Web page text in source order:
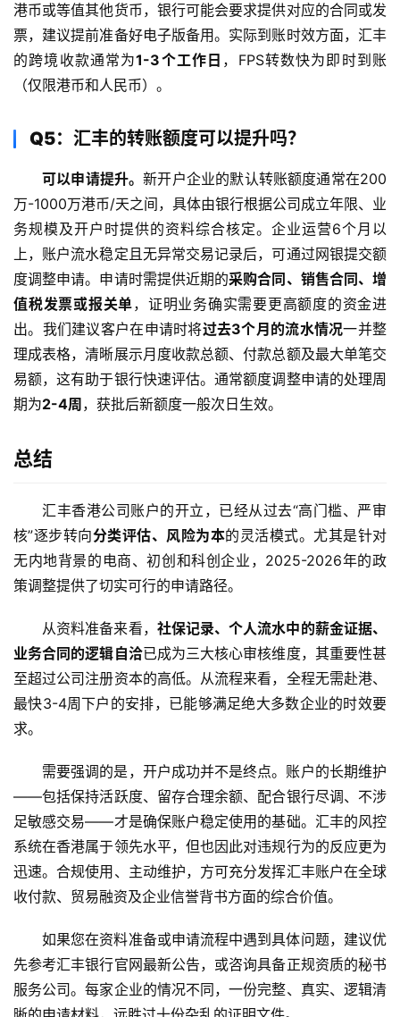
港币或等值其他货币，银行可能会要求提供对应的合同或发
票，建议提前准备好电子版备用。实际到账时效方面，汇丰
的跨境收款通常为1-3个工作日 ，FPS转数快为即时到账
（仅限港币和人民币）。
Q5：汇丰的转账额度可以提升吗？
可以申请提升。新开户企业的默认转账额度通常在200
万-1000万港币/天之间，具体由银行根据公司成立年限、业
务规模及开户时提供的资料综合核定。企业运营6个月以
上，账户流水稳定且无异常交易记录后，可通过网银提交额
度调整申请。申请时需提供近期的采购合同、销售合同、增
值税发票或报关单，证明业务确实需要更高额度的资金进
出。我们建议客户在申请时将过去3个月的流水情况一并整
理成表格，清晰展示月度收款总额、付款总额及最大单笔交
易额，这有助于银行快速评估。通常额度调整申请的处理周
期为2-4周 ，获批后新额度一般次日生效。
总结
汇丰香港公司账户的开立，已经从过去“高门槛、严审
核”逐步转向分类评估、风险为本的灵活模式。尤其是针对
无内地背景的电商、初创和科创企业，2025-2026年的政
策调整提供了切实可行的申请路径。
从资料准备来看， 社保记录、个人流水中的薪金证据、
业务合同的逻辑自洽已成为三大核心审核维度，其重要性甚
至超过公司注册资本的高低。从流程来看，全程无需赴港、
最快3-4周下户的安排，已能够满足绝大多数企业的时效要
求。
需要强调的是，开户成功并不是终点。账户的长期维护
——包括保持活跃度、留存合理余额、配合银行尽调、不涉
足敏感交易——才是确保账户稳定使用的基础。汇丰的风控
系统在香港属于领先水平，但也因此对违规行为的反应更为
迅速。合规使用、主动维护，方可充分发挥汇丰账户在全球
收付款、贸易融资及企业信誉背书方面的综合价值。
如果您在资料准备或申请流程中遇到具体问题，建议优
先参考汇丰银行官网最新公告，或咨询具备正规资质的秘书
服务公司。每家企业的情况不同，一份完整、真实、逻辑清